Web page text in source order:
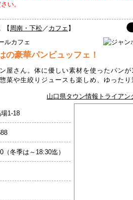
い。
【 周南・下松／ カフェ 】
の豪華パンビュッフェ！
屋さん。体に優しい素材を使ったパンが
菜や生絞りジュースも楽しめ、ゆったり
山口県タウン情報トライアン
1-18
（冬季は～18:30迄）